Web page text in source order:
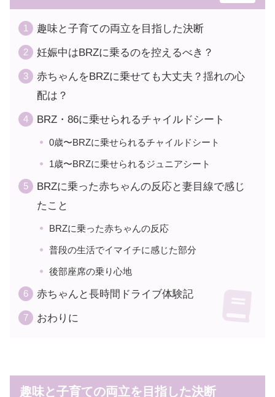
趣味と子育ての両立を目指した決断
妊娠中はBRZに乗るのを控えるべき？
赤ちゃんをBRZに乗せても大丈夫？揺れの心
配は？
BRZ・86に乗せられるチャイルドシート
0歳〜BRZに乗せられるチャイルドシート
1歳〜BRZに乗せられるジュニアシート
BRZに乗った赤ちゃんの反応と妻目線で感じ
たこと
BRZに乗った赤ちゃんの反応
普段の生活でイマイチに感じた部分
後部座席の乗り心地
赤ちゃんと長時間ドライブ体験記
おわりに
趣味と子育ての両立を目指した決断